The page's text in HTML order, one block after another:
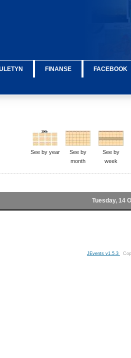
FINANSE FACEBOOK
See by year
See by
month
See by
week
Tuesday, 14
JEvents v1.5.3